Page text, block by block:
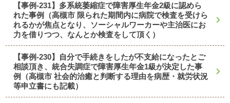
【事例-231】多系統萎縮症で障害厚生年金2級に認めら
れた事例（高槻市 限られた期間内に病院で検査を受けら
れるかが焦点となり、ソーシャルワーカーや主治医にお
力を借りつつ、なんとか検査をして頂く）
【事例-230】自分で手続きをしたが不支給になったとご
相談頂き、統合失調症で障害厚生年金1級が決定した事
例（高槻市 社会的治癒と判断する理由を病歴・就労状況
等申立書にも記載）